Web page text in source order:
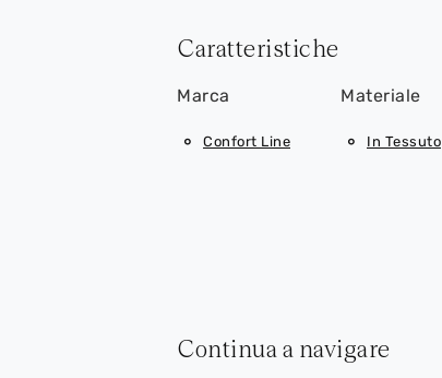
Caratteristiche
Marca
Confort Line
Materiale
In Tessuto
Continua a navigare